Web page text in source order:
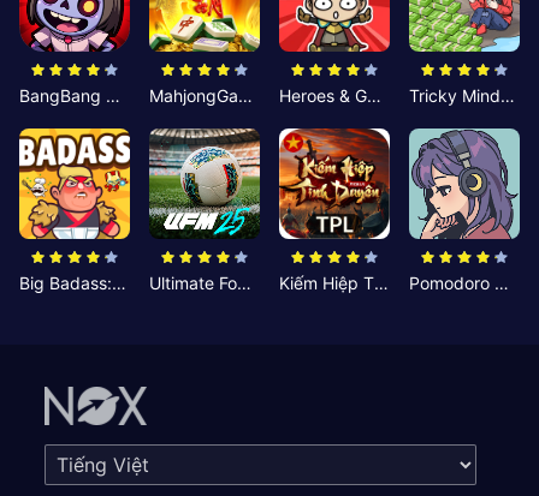
BangBang Zombies:Chiến Shelter MahjongGame Heroes & Gear? Yoink! Tricky Minds: Brainy Puzzle
Big Badass: Game AFK Idle RPG Ultimate Football Manager Kiếm Hiệp Tình Duyên Pomodoro Nhỏ: Giờ Tập Trung